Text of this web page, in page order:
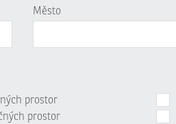
Město
prostor
prostor